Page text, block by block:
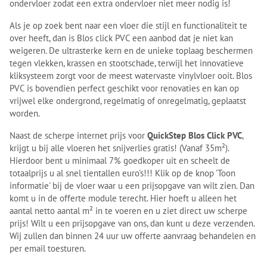
ondervloer zodat een extra ondervloer niet meer nodig is!
Als je op zoek bent naar een vloer die stijl en functionaliteit te
over heeft, dan is Blos click PVC een aanbod dat je niet kan
weigeren. De ultrasterke kern en de unieke toplaag beschermen
tegen vlekken, krassen en stootschade, terwijl het innovatieve
kliksysteem zorgt voor de meest watervaste vinylvloer ooit. Blos
PVC is bovendien perfect geschikt voor renovaties en kan op
vrijwel elke ondergrond, regelmatig of onregelmatig, geplaatst
worden.
Naast de scherpe internet prijs voor QuickStep Blos Click PVC,
krijgt u bij alle vloeren het snijverlies gratis! (Vanaf 35m²).
Hierdoor bent u minimaal 7% goedkoper uit en scheelt de
totaalprijs u al snel tientallen euro's!!! Klik op de knop 'Toon
informatie' bij de vloer waar u een prijsopgave van wilt zien. Dan
komt u in de offerte module terecht. Hier hoeft u alleen het
aantal netto aantal m² in te voeren en u ziet direct uw scherpe
prijs! Wilt u een prijsopgave van ons, dan kunt u deze verzenden.
Wij zullen dan binnen 24 uur uw offerte aanvraag behandelen en
per email toesturen.